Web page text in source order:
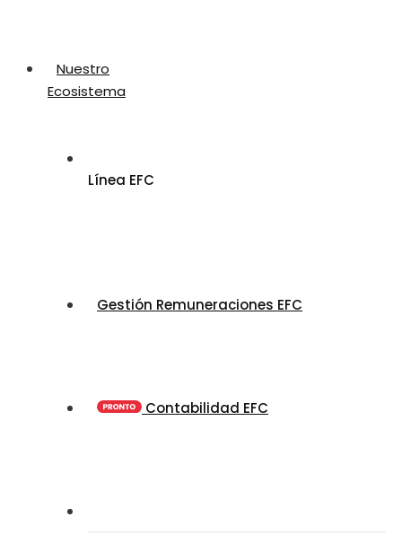
Nuestro
Ecosistema
Línea EFC
Gestión Remuneraciones EFC
Contabilidad EFC